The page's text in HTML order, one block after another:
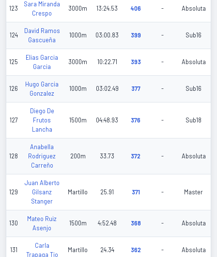
123
Sara Miranda
Crespo
3000m 13:24.53 406 - Absoluta
124
David Ramos
Gascueña
1000m 03:00.83 399 - Sub16
125
Elias Garcia
Garcia
3000m 10:22.71 393 - Absoluta
126
Hugo Garcia
Gonzalez
1000m 03:02.49 377 - Sub16
127
Diego De
Frutos
Lancha
1500m 04:48.93 376 - Sub18
128
Anabella
Rodriguez
Carreño
200m 33.73 372 - Absoluta
129
Juan Alberto
Gilsanz
Stanger
Martillo 25.91 371 - Master
130
Mateo Ruiz
Asenjo
1500m 4:52.48 368 - Absoluta
131
Carla
Trapaga Tio
Martillo 24.34 362 - Absoluta